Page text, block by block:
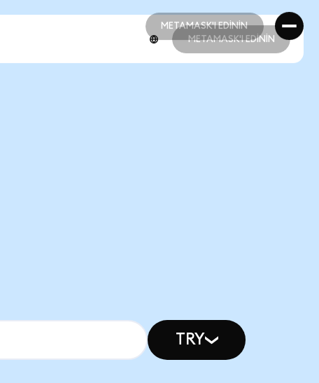
METAMASK'I EDİNİN
METAMASK'I EDİNİN
METAMASK'I EDİNİN
TRY